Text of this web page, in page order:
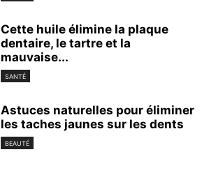
Cette huile élimine la plaque
dentaire, le tartre et la
mauvaise...
SANTÉ
Astuces naturelles pour éliminer
les taches jaunes sur les dents
BEAUTÉ